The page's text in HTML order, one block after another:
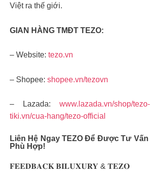
Việt ra thế giới.
GIAN HÀNG TMĐT TEZO:
– Website: tezo.vn
– Shopee: shopee.vn/tezovn
– Lazada: www.lazada.vn/shop/tezo-
tiki.vn/cua-hang/tezo-official
Liên Hệ Ngay TEZO Để Được Tư Vấn
Phù Hợp!
𝐅𝐄𝐄𝐃𝐁𝐀𝐂𝐊 𝐁𝐈𝐋𝐔𝐗𝐔𝐑𝐘 & 𝐓𝐄𝐙𝐎